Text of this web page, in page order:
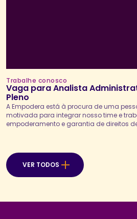
Trabalhe conosco
Vaga para Analista
Pleno
A Empodera está à procura de uma
motivada para integrar nosso time e
empoderamento e garantia de direitos
VER TODOS